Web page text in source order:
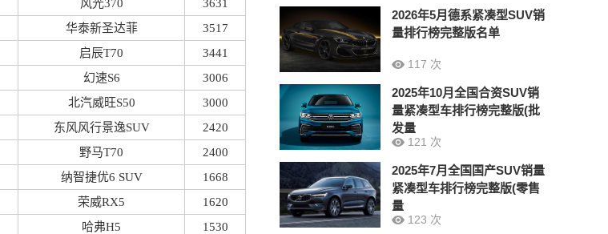
风光370
3631
华泰新圣达菲
3517
启辰T70
3441
幻速S6
3006
北汽威旺S50
3000
东风风行景逸SUV
2420
野马T70
2400
纳智捷优6 SUV
1668
荣威RX5
1620
哈弗H5
1530
2026年5月德系紧凑型SUV销
量排行榜完整版名单
117 次
2025年10月全国合资SUV销
量紧凑型车排行榜完整版(批
发量
121 次
2025年7月全国国产SUV销量
紧凑型车排行榜完整版(零售
量
123 次